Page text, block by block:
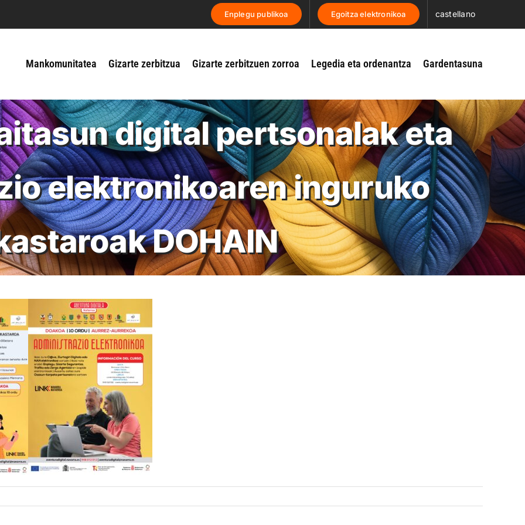
Enplegu publikoa Egoitza elektronikoa castellano
Mankomunitatea Gizarte zerbitzua Gizarte zerbitzuen zorroa Legedia eta ordenantza Gardentasuna
digital pertsonalak eta
elektronikoaren inguruko
DOHAIN